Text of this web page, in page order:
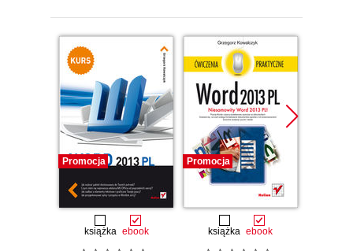
Promocja
książka ebook
Promocja
książka ebook